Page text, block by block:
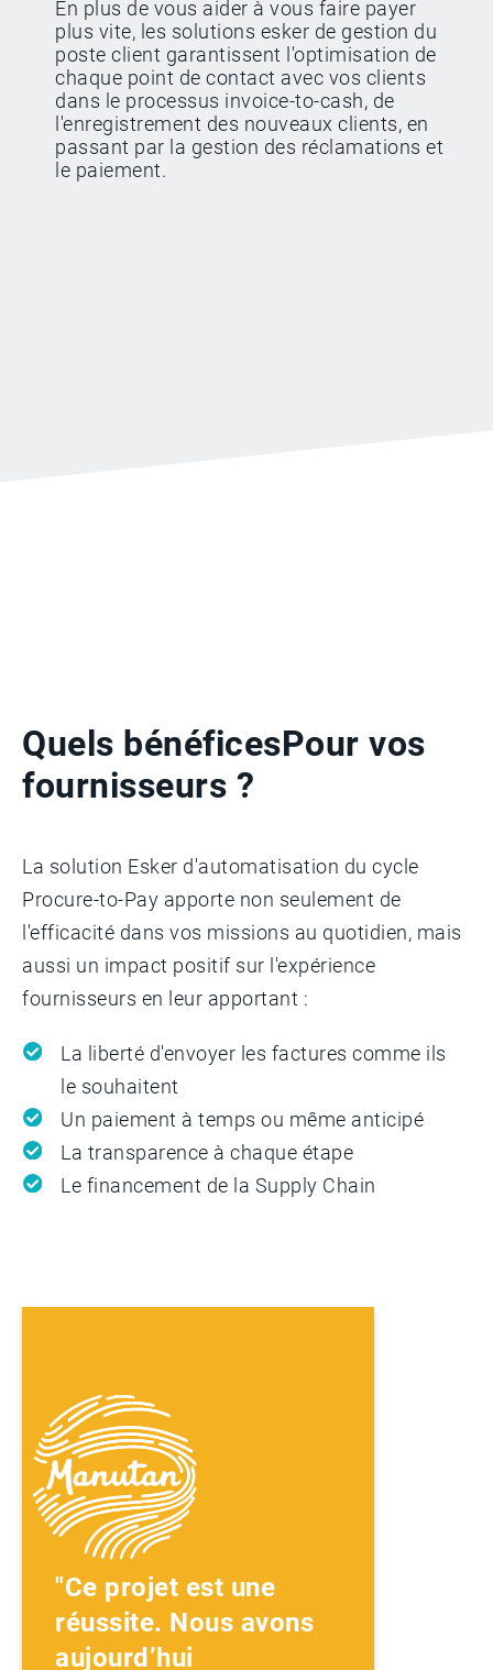
En plus de vous aider à vous faire payer
plus vite, les solutions esker de gestion du
poste client garantissent l'optimisation de
chaque point de contact avec vos clients
dans le processus invoice-to-cash, de
l'enregistrement des nouveaux clients, en
passant par la gestion des réclamations et
le paiement.
Quels bénéficesPour vos
fournisseurs ?
La solution Esker d'automatisation du cycle
Procure-to-Pay apporte non seulement de
l'efficacité dans vos missions au quotidien, mais
aussi un impact positif sur l'expérience
fournisseurs en leur apportant :
La liberté d'envoyer les factures comme ils
le souhaitent
Un paiement à temps ou même anticipé
La transparence à chaque étape
Le financement de la Supply Chain
"Ce projet est une
réussite. Nous avons
aujourd’hui